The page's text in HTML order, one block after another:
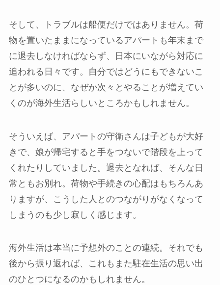
そして、トラブルは船便だけではありません。荷
物を置いたままになっているアパートも年末まで
に退去しなければならず、日本にいながら対応に
追われる日々です。自分ではどうにもできないこ
とが多いのに、なぜか次々とやることが増えてい
くのが海外生活らしいところかもしれません。
そういえば、アパートの守衛さんは子どもが大好
きで、娘が帰宅すると手をつないで階段を上って
くれたりしていました。退去となれば、そんな日
常ともお別れ。荷物や手続きの心配はもちろんあ
りますが、こうした人とのつながりがなくなって
しまうのも少し寂しく感じます。
海外生活は本当に予想外のことの連続。それでも
後から振り返れば、これもまた駐在生活の思い出
のひとつになるのかもしれません。